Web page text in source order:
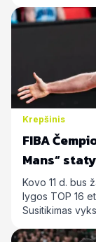
Krepšinis
FIBA
Mans“
Kovo 11 d. bus
lygos TOP 16
Susitikimas